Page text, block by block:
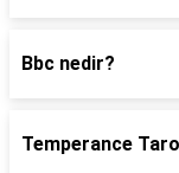
Bbc nedir?
Temperance